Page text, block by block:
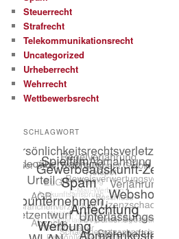
Steuerrecht
Strafrecht
Telekommunikationsrecht
Uncategorized
Urheberrecht
Wehrrecht
Wettbewerbsrecht
SCHLAGWORT